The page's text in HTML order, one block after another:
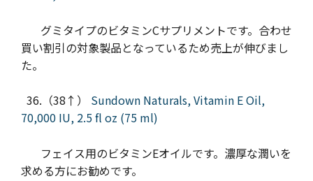
グミタイプのビタミンCサプリメントです。合わせ
買い割引の対象製品となっているため売上が伸びまし
た。
36.（38↑） Sundown Naturals, Vitamin E Oil,
70,000 IU, 2.5 fl oz (75 ml)
フェイス用のビタミンEオイルです。濃厚な潤いを
求める方にお勧めです。